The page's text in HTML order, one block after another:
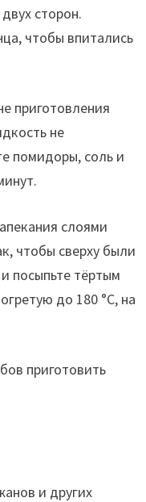
сторон.
чтобы впитались
приготовления
не
помидоры, соль и
слоями
чтобы сверху были
посыпьте тёртым
до 180 °C, на
приготовить
и других